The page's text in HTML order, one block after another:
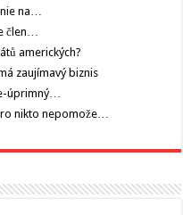
na…
člen…
amerických?
zaujímavý biznis
úprimný…
nikto nepomože…